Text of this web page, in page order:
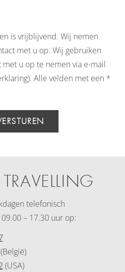
is vrijblijvend. Wij nemen
met u op. Wij gebruiken
met u op te nemen via e-mail
Alle velden met een *
telefonisch
09.00 – 17.30 uur op:
(USA)